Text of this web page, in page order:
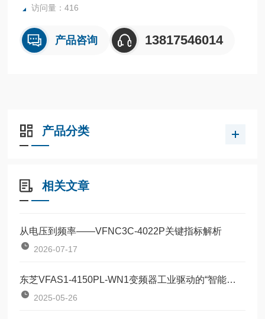
访问量：416
产品咨询 13817546014
产品分类
相关文章
从电压到频率——VFNC3C-4022P关键指标解析
2026-07-17
东芝VFAS1-4150PL-WN1变频器工业驱动的“智能节拍器”
2025-05-26